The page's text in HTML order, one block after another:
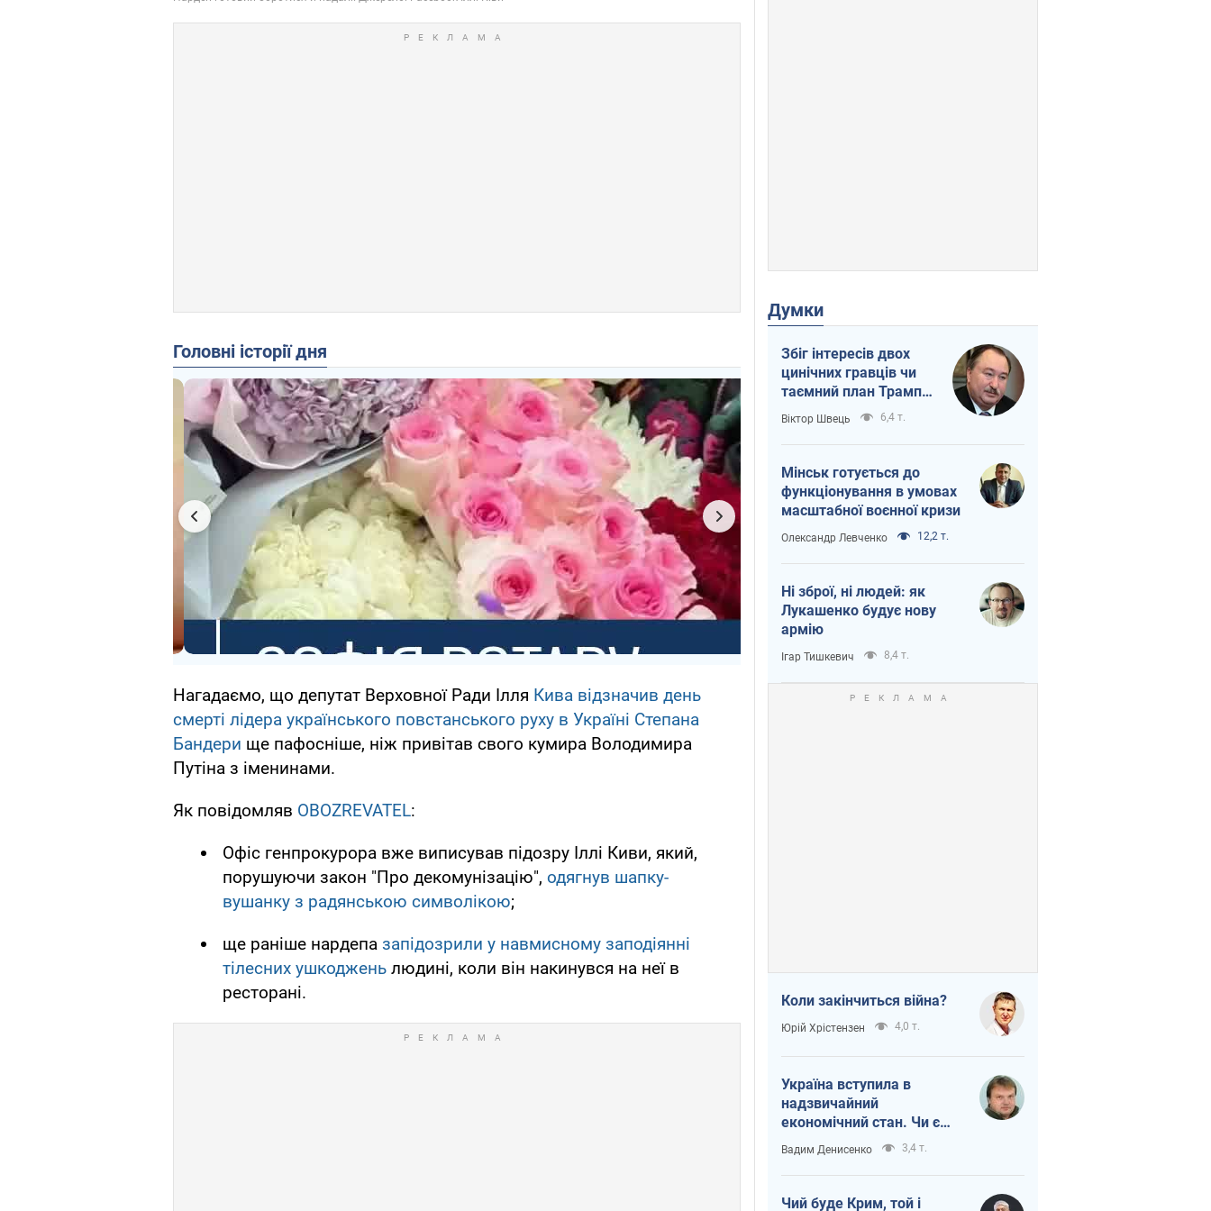
Головні історії дня
Нагадаємо, що депутат Верховної Ради Ілля Кива відзначив день
смерті лідера українського повстанського руху в Україні Степана
Бандери ще пафосніше, ніж привітав свого кумира Володимира
Путіна з іменинами.
Як повідомляв OBOZREVATEL:
Офіс генпрокурора вже виписував підозру Іллі Киви, який,
порушуючи закон "Про декомунізацію", одягнув шапку-
вушанку з радянською символікою;
ще раніше нардепа запідозрили у навмисному заподіянні
тілесних ушкоджень людині, коли він накинувся на неї в
ресторані.
Думки
Збіг інтересів двох
цинічних гравців чи
таємний план Трампа
і Путіна?
Віктор Швець 6,4 т.
Мінськ готується до
функціонування в умовах
масштабної воєнної кризи
Олександр Левченко 12,2 т.
Ні зброї, ні людей: як
Лукашенко будує нову
армію
Ігар Тишкевич 8,4 т.
Коли закінчиться війна?
Юрій Хрістензен 4,0 т.
Україна вступила в
надзвичайний
економічний стан. Чи є
світло вкінці тунелю?
Вадим Денисенко 3,4 т.
Чий буде Крим, той і